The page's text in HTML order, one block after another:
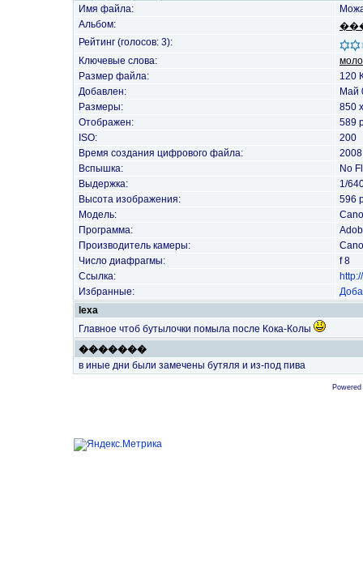
Имя файла:
Альбом:
Рейтинг (голосов: 3):
Ключевые слова:
Размер файла:
120
Добавлен:
Май
Размеры:
850
Отображен:
589
ISO:
200
Время создания цифрового файла:
Вспышка:
No
Выдержка:
1/
Высота изображения:
596
Модель:
Программа:
Производитель камеры:
Число диафрагмы:
f 8
Ссылка:
Избранные:
lexa
Главное чтоб бутылочки помыла после Кока-Колы
�������
в иные дни были замечены бутяля и из-под пива